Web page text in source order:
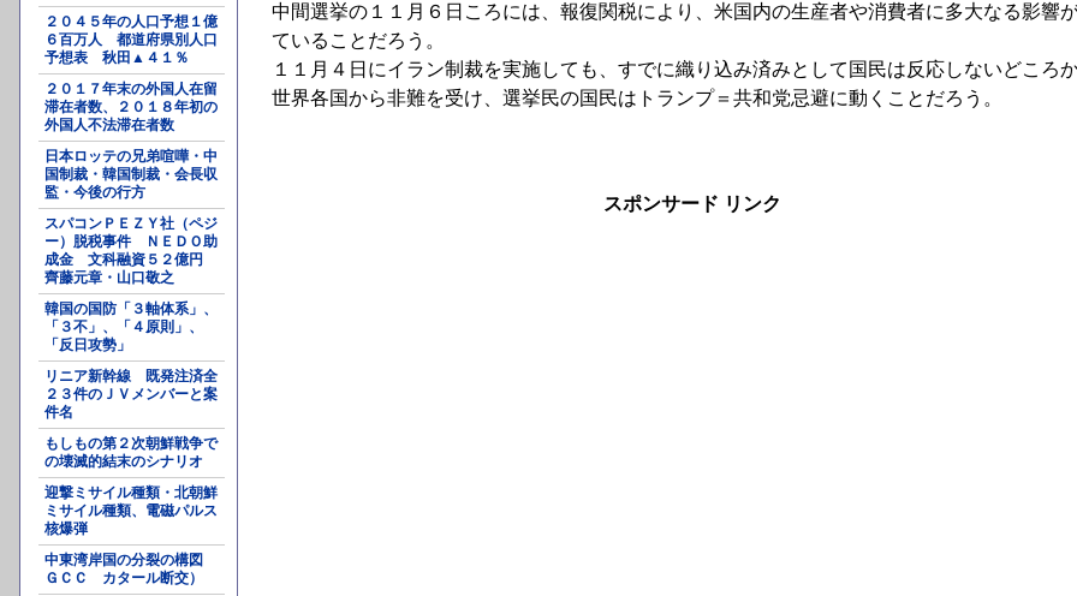
２０４５年の人口予想１億
６百万人 都道府県別人口
予想表 秋田▲４１％
２０１７年末の外国人在留
滞在者数、２０１８年初の
外国人不法滞在者数
日本ロッテの兄弟喧嘩・中
国制裁・韓国制裁・会長収
監・今後の行方
スパコンＰＥＺＹ社（ペジ
ー）脱税事件 ＮＥＤＯ助
成金 文科融資５２億円
齊藤元章・山口敬之
韓国の国防「３軸体系」、
「３不」、「４原則」、
「反日攻勢」
リニア新幹線 既発注済全
２３件のＪＶメンバーと案
件名
もしもの第２次朝鮮戦争で
の壊滅的結末のシナリオ
迎撃ミサイル種類・北朝鮮
ミサイル種類、電磁パルス
核爆弾
中東湾岸国の分裂の構図
ＧＣＣ カタール断交）
中間選挙の１１月６日ころには、報復関税により、米国内の生産者や消費者に多大なる影響
ていることだろう。
１１月４日にイラン制裁を実施しても、すでに織り込み済みとして国民は反応しないどころ
世界各国から非難を受け、選挙民の国民はトランプ＝共和党忌避に動くことだろう。
スポンサード リンク